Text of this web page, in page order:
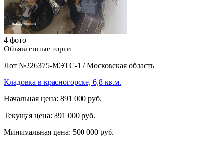
4 фото
Объявленные торги
Лот №226375-МЭТС-1 / Московская область
Кладовка в красногорске, 6,8 кв.м.
Начальная цена: 891 000 руб.
Текущая цена: 891 000 руб.
Минимальная цена: 500 000 руб.